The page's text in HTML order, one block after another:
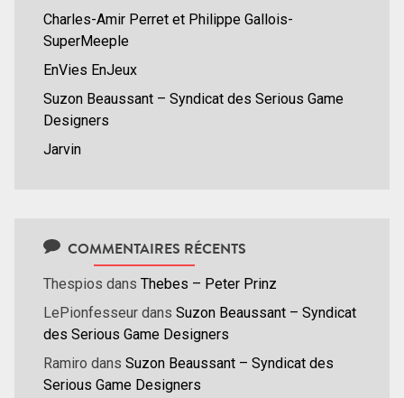
Charles-Amir Perret et Philippe Gallois-
SuperMeeple
EnVies EnJeux
Suzon Beaussant – Syndicat des Serious Game
Designers
Jarvin
COMMENTAIRES RÉCENTS
Thespios dans Thebes – Peter Prinz
LePionfesseur dans Suzon Beaussant – Syndicat
des Serious Game Designers
Ramiro dans Suzon Beaussant – Syndicat des
Serious Game Designers